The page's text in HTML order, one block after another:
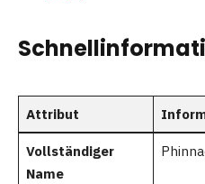
Attribut
Vollständiger
Name